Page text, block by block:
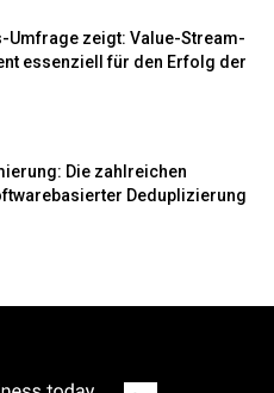
Umfrage zeigt: Value-Stream-
essenziell für den Erfolg der
Die zahlreichen
Deduplizierung